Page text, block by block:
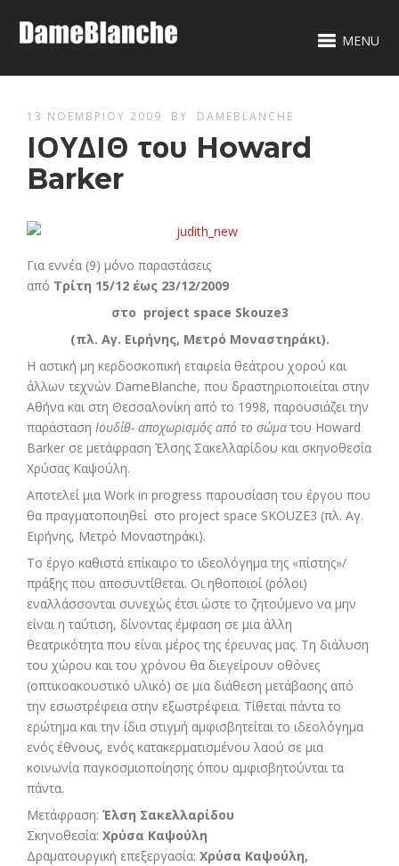
MENU
13 ΝΟΕΜΒΡΊΟΥ 2009 BY DAMEBLANCHE
ΙΟΥΔΙΘ του Howard
Barker
Για εννέα (9) μόνο παραστάσεις
από Τρίτη 15/12 έως 23/12/2009
στο project space Skouze3
(πλ. Αγ. Ειρήνης, Μετρό Μοναστηράκι).
Η αστική μη κερδοσκοπική εταιρεία θεάτρου χορού και
άλλων τεχνών DameΒlanche, που δραστηριοποιείται στην
Αθήνα και στη Θεσσαλονίκη από το 1998, παρουσιάζειτην
παράστασηΙουδίθ- αποχωρισμός από το σώμα του Howard
Barker σε μετάφραση Έλσης Σακελλαρίδου και σκηνοθεσία
Χρύσας Καψούλη.
Αποτελεί μια Work in progress παρουσίαση του έργου που
θα πραγματοποιηθεί στο project space SKOUZE3 (πλ. Αγ.
Ειρήνης, Μετρό Μοναστηράκι).
Το έργο καθιστά επίκαιρο το ιδεολόγημα της «πίστης»/
πράξης που αποσυντίθεται. Οι ηθοποιοί (ρόλοι)
εναλλάσσονται συνεχώς έτσι ώστε το ζητούμενο να μην
είναι η ταύτιση, δίνοντας έμφαση σε μια άλλη
θεατρικότητα που είναι μέρος της έρευνας μας. Τη διάλυση
του χώρου και του χρόνου θα διεγείρουν οθόνες
(οπτικοακουστικό υλικό) σε μια διάθεση μετάβασης από
την εσωστρέφεια στην εξωστρέφεια. Τίθεται πάντα το
ερώτημα και την ίδια στιγμή αμφισβητείται το ιδεολόγημα
ενός έθνους, ενός κατακερματισμένου λαού σε μια
κοινωνία παγκοσμιοποίησης όπου αμφισβητούνται τα
πάντα.
Μετάφραση:Έλση Σακελλαρίδου
Σκηνοθεσία:Χρύσα Καψούλη
Δραματουργική επεξεργασία:Χρύσα Καψούλη,